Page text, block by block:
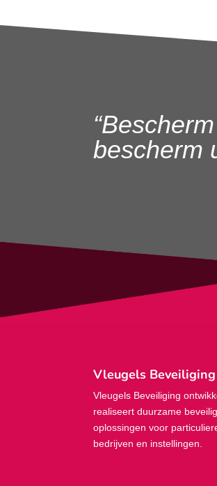
bescherm
Vleugels Beveiliging
Vleugels Beveiliging
realiseert duurzame
oplossingen voor
bedrijven en instellingen.